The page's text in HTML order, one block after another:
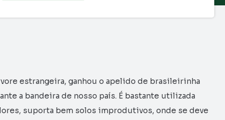
estrangeira, ganhou o apelido de brasileirinha
a bandeira de nosso país. É bastante utilizada
suporta bem solos improdutivos, onde se deve